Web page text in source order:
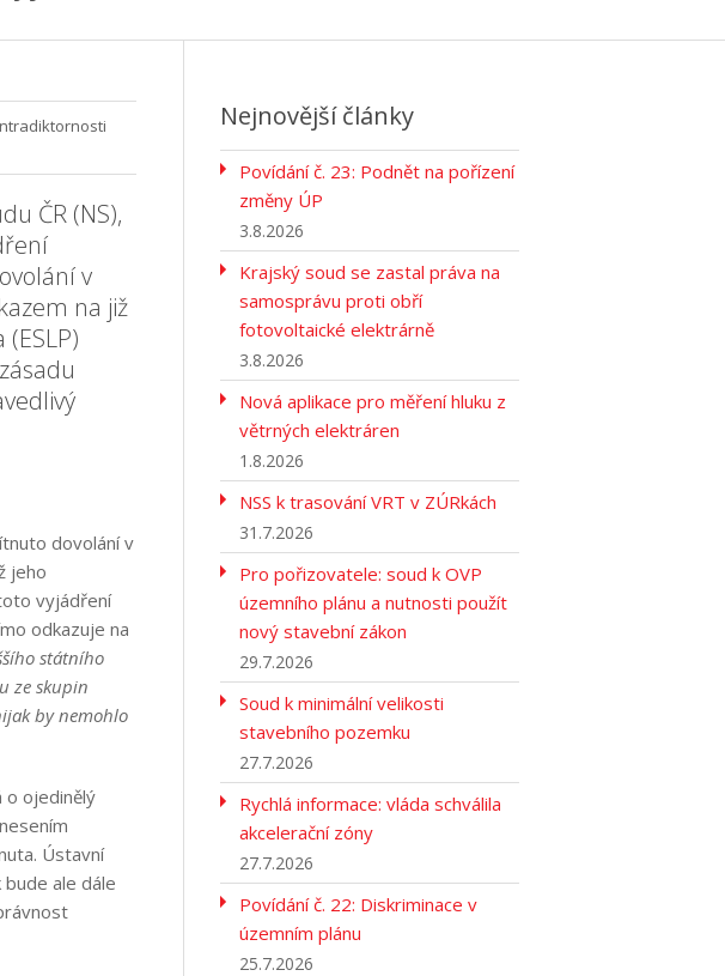
ČR (NS),
v
na již
dovolání v
jeho
vyjádření
odkazuje na
státního
ze skupin
by nemohlo
o ojedinělý
Ústavní
ale dále
Nejnovější články
Povídání č. 23: Podnět na pořízení
změny ÚP
3.8.2026
Krajský soud se zastal práva na
samosprávu proti obří
fotovoltaické elektrárně
3.8.2026
Nová aplikace pro měření hluku z
větrných elektráren
1.8.2026
NSS k trasování VRT v ZÚRkách
31.7.2026
Pro pořizovatele: soud k OVP
územního plánu a nutnosti použít
nový stavební zákon
29.7.2026
Soud k minimální velikosti
stavebního pozemku
27.7.2026
Rychlá informace: vláda schválila
akcelerační zóny
27.7.2026
Povídání č. 22: Diskriminace v
územním plánu
25.7.2026